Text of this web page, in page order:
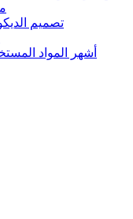
تصميم
أشهر المواد